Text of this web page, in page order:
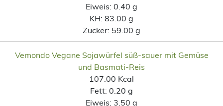
Eiweis: 0.40 g
KH: 83.00 g
Zucker: 59.00 g
Vemondo Vegane Sojawürfel süß-sauer mit Gemüse
und Basmati-Reis
107.00 Kcal
Fett: 0.20 g
Eiweis: 3.50 g